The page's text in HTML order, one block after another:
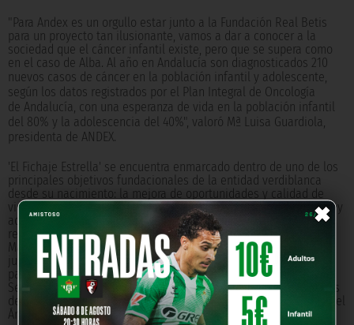
×
"Para Andex es un orgullo estar junto a la Fundación Real Betis
para un proyecto tan ilusionante, vamos a dar a conocer a la
sociedad que el cáncer infantil existe, pero que se supera como
en el caso de Alba. Al año en Andalucía son diagnosticados 210
nuevos casos de cáncer en la población infantil y adolescente,
según los datos registrados por el Plan Integral de Oncología
de Andalucía, con una esperanza de vida en la población infantil
del 80% y la adolescencia del 40%", valoró Mª Luisa Guardiola,
presidenta de ANDEX.
'El Fichaje Estrella' se encuentra enmarcado dentro de uno de los
principales objetivos fundacionales de la entidad verdiblanca
desde su nacimiento: la mejora de oportunidades y calidad de
vida de poblaciones vulnerables, especialmente para la infancia y
adolescencia en procesos de enfermedad. Entre las acciones
realizadas en este sentido encontramos el proyecto 'Las Batas
Más Fuertes', que consiste en la entrega de camisetas de los
jugadores del primer equipo convertidas en batas hospitalarias
para los niños ingresados; la visita a los hospitales infantiles de
Sevilla cada navidad o la donación de la recaudación de partidos
de las secciones deportivas para la adquisición de sillones para el
Área de Oncología Infantil del Hospital Virgen del Rocío.